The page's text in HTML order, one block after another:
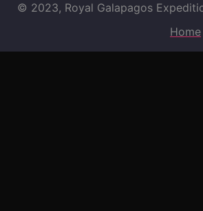
© 2023, Royal Galapagos
Home